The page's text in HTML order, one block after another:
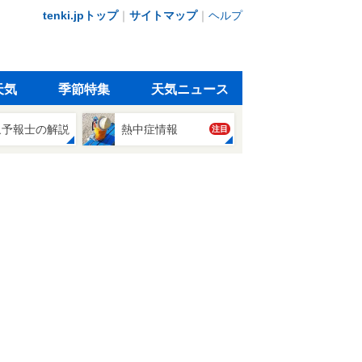
tenki.jpトップ｜ サイトマップ｜ ヘルプ
気 季節特集 天気ニュース
報士の解説 熱中症情報 注目